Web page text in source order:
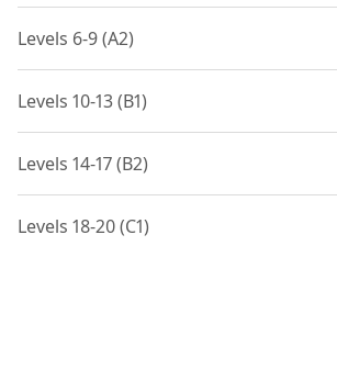
Levels 6-9 (A2)
Levels 10-13 (B1)
Levels 14-17 (B2)
Levels 18-20 (C1)